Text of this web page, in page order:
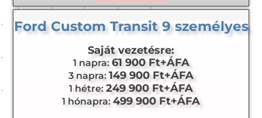
Ford Custom Transit 9 személyes
Saját vezetésre:
1 napra: 61 900 Ft+ÁFA
3 napra: 149 900 Ft+ÁFA
1 hétre: 249 900 Ft+ÁFA
1 hónapra: 499 900 Ft+ÁFA